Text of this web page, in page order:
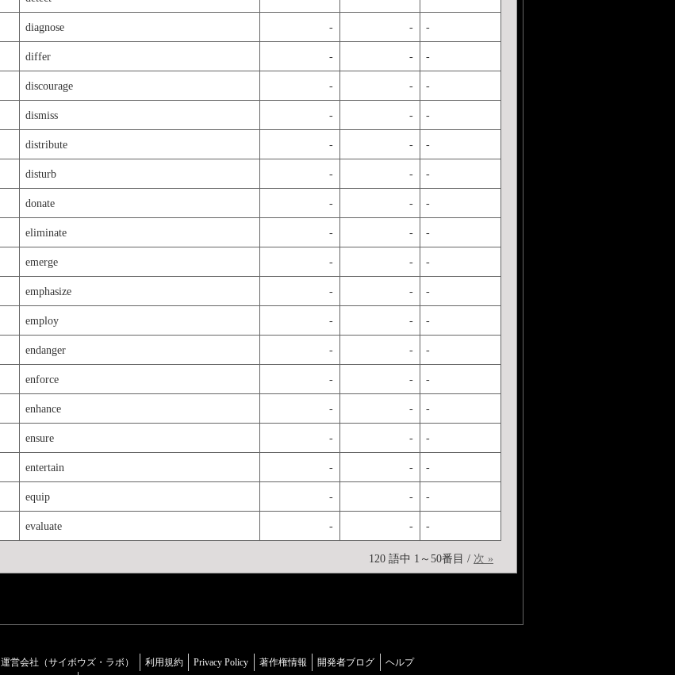
diagnose - - -
differ - - -
discourage - - -
dismiss - - -
distribute - - -
disturb - - -
donate - - -
eliminate - - -
emerge - - -
emphasize - - -
employ - - -
endanger - - -
enforce - - -
enhance - - -
ensure - - -
entertain - - -
equip - - -
evaluate - - -
120 語中 1～50番目 / 次 »
運営会社（サイボウズ・ラボ） 利用規約 Privacy Policy 著作権情報 開発者ブログ ヘルプ